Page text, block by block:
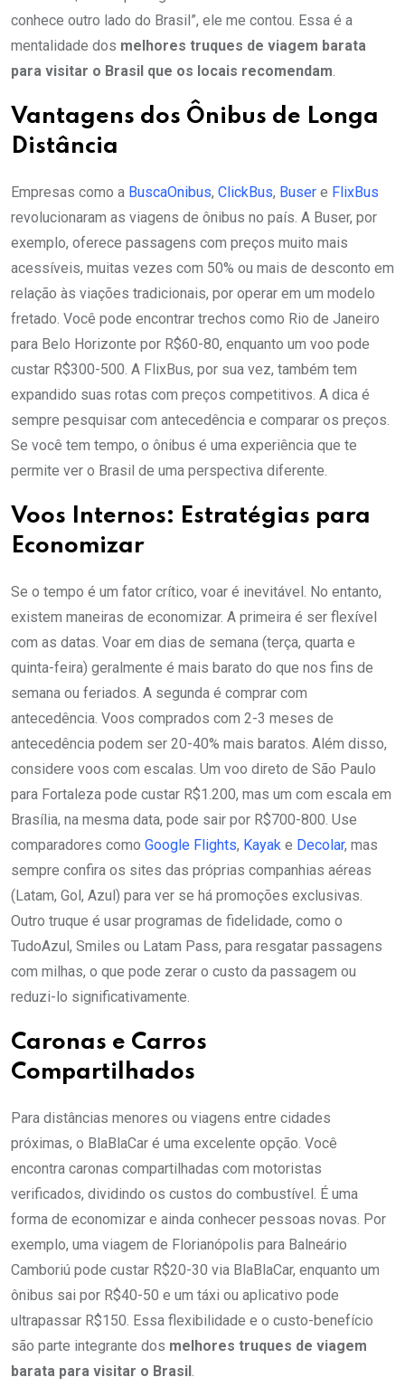
conhece outro lado do Brasil”, ele me contou. Essa é a
mentalidade dos melhores truques de viagem barata
para visitar o Brasil que os locais recomendam
Vantagens dos Ônibus de Longa
Distância
Empresas como a BuscaOnibus, ClickBus, Buser e FlixBus
revolucionaram as viagens de ônibus no país. A Buser, por
exemplo, oferece passagens com preços muito mais
acessíveis, muitas vezes com 50% ou mais de desconto em
relação às viações tradicionais, por operar em um modelo
fretado. Você pode encontrar trechos como Rio de Janeiro
para Belo Horizonte por R$60-80, enquanto um voo pode
custar R$300-500. A FlixBus, por sua vez, também tem
expandido suas rotas com preços competitivos. A dica é
sempre pesquisar com antecedência e comparar os preços.
Se você tem tempo, o ônibus é uma experiência que te
permite ver o Brasil de uma perspectiva diferente.
Voos Internos: Estratégias para
Economizar
Se o tempo é um fator crítico, voar é inevitável. No entanto,
existem maneiras de economizar. A primeira é ser flexível
com as datas. Voar em dias de semana (terça, quarta e
quinta-feira) geralmente é mais barato do que nos fins de
semana ou feriados. A segunda é comprar com
antecedência. Voos comprados com 2-3 meses de
antecedência podem ser 20-40% mais baratos. Além disso,
considere voos com escalas. Um voo direto de São Paulo
para Fortaleza pode custar R$1.200, mas um com escala em
Brasília, na mesma data, pode sair por R$700-800. Use
comparadores como Google Flights, Kayak e Decolar, mas
sempre confira os sites das próprias companhias aéreas
(Latam, Gol, Azul) para ver se há promoções exclusivas.
Outro truque é usar programas de fidelidade, como o
TudoAzul, Smiles ou Latam Pass, para resgatar passagens
com milhas, o que pode zerar o custo da passagem ou
reduzi-lo significativamente.
Caronas e Carros
Compartilhados
Para distâncias menores ou viagens entre cidades
próximas, o BlaBlaCar é uma excelente opção. Você
encontra caronas compartilhadas com motoristas
verificados, dividindo os custos do combustível. É uma
forma de economizar e ainda conhecer pessoas novas. Por
exemplo, uma viagem de Florianópolis para Balneário
Camboriú pode custar R$20-30 via BlaBlaCar, enquanto um
ônibus sai por R$40-50 e um táxi ou aplicativo pode
ultrapassar R$150. Essa flexibilidade e o custo-benefício
são parte integrante dos melhores truques de viagem
barata para visitar o Brasil